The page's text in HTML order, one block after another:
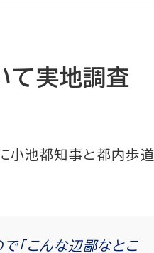
て実地調査
小池都知事と都内歩道
「こんな辺鄙なとこ